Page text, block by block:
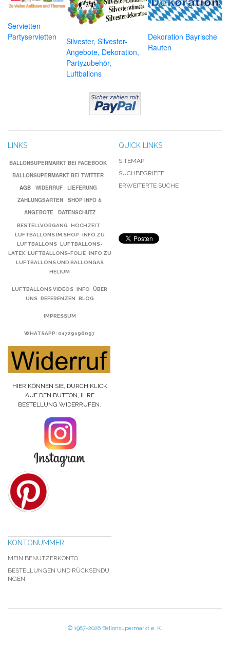
Servietten-
Partyservietten
Silvester, Silvester-
Angebote, Dekoration,
Partyzubehör,
Luftballons
Dekoration Bayrische
Rauten
LINKS
BALLONSUPERMARKT BEI FACEBOOK
BALLONSUPERMARKT BEI TWITTER
AGB
WIDERRUF
LIEFERUNG
ZAHLUNGSARTEN
SHOP INFO &
ANGEBOTE
DATENSCHUTZ
BESTELLVORGANG
HOCHZEIT
LUFTBALLONS IM SHOP
INFO ZU
LUFTBALLONS LUFTBALLONS-
LATEX LUFTBALLONS-FOLIE INFO ZU
LUFTBALLONS UND BALLONGAS
HELIUM
LUFTBALLONS VIDEOS INFO
ÜBER
UNS REFERENZEN BLOG
IMPRESSUM
WHATSAPP: 01729196097
HIER KÖNNEN SIE, DURCH KLICK
AUF DEN BUTTON, IHRE
BESTELLUNG WIDERRUFEN.
QUICK LINKS
SITEMAP
SUCHBEGRIFFE
ERWEITERTE SUCHE
KONTONUMMER
MEIN BENUTZERKONTO
BESTELLUNGEN UND RÜCKSENDU
NGEN
© 1987-2026 Ballonsupermarkt e. K.